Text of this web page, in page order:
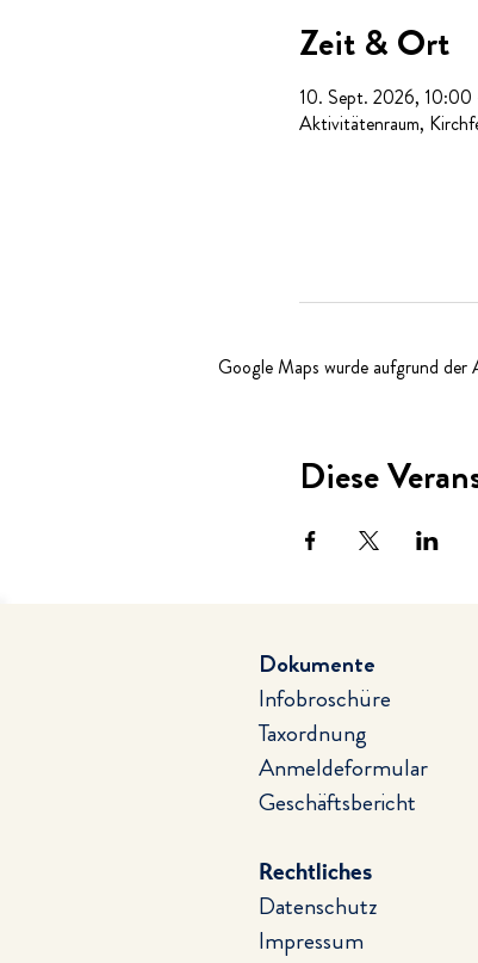
Zeit & Ort
10. Sept. 2026, 10:00
Aktivitätenraum,
Google Maps wurde aufgrund
Diese
Dokumente
Infobroschüre
Taxordnung
Anmeldeformular
Geschäftsbericht
Rechtliches
Datenschutz
Impressum